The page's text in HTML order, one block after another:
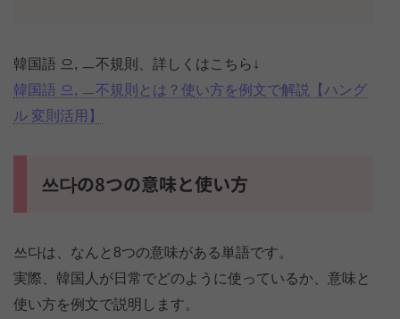
韓国語 으, ㅡ不規則、詳しくはこちら↓
韓国語 으, ㅡ不規則とは？使い方を例文で解説【ハング
ル 変則活用】
쓰다の8つの意味と使い方
쓰다は、なんと8つの意味がある単語です。
実際、韓国人が日常でどのように使っているか、意味と
使い方を例文で説明します。